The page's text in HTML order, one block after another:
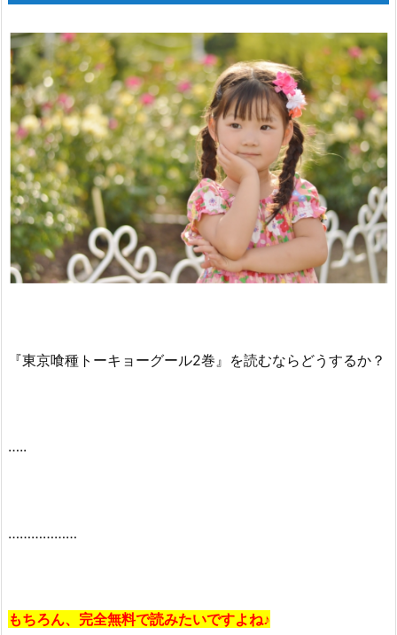
『東京喰種トーキョーグール2巻』を読むならどうするか？
…..
………………
もちろん、完全無料で読みたいですよね♪